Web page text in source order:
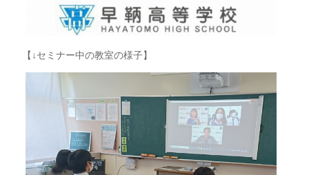
【↓セミナー中の教室の様子】